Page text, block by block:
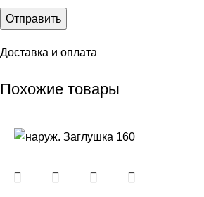
Доставка и оплата
Похожие товары